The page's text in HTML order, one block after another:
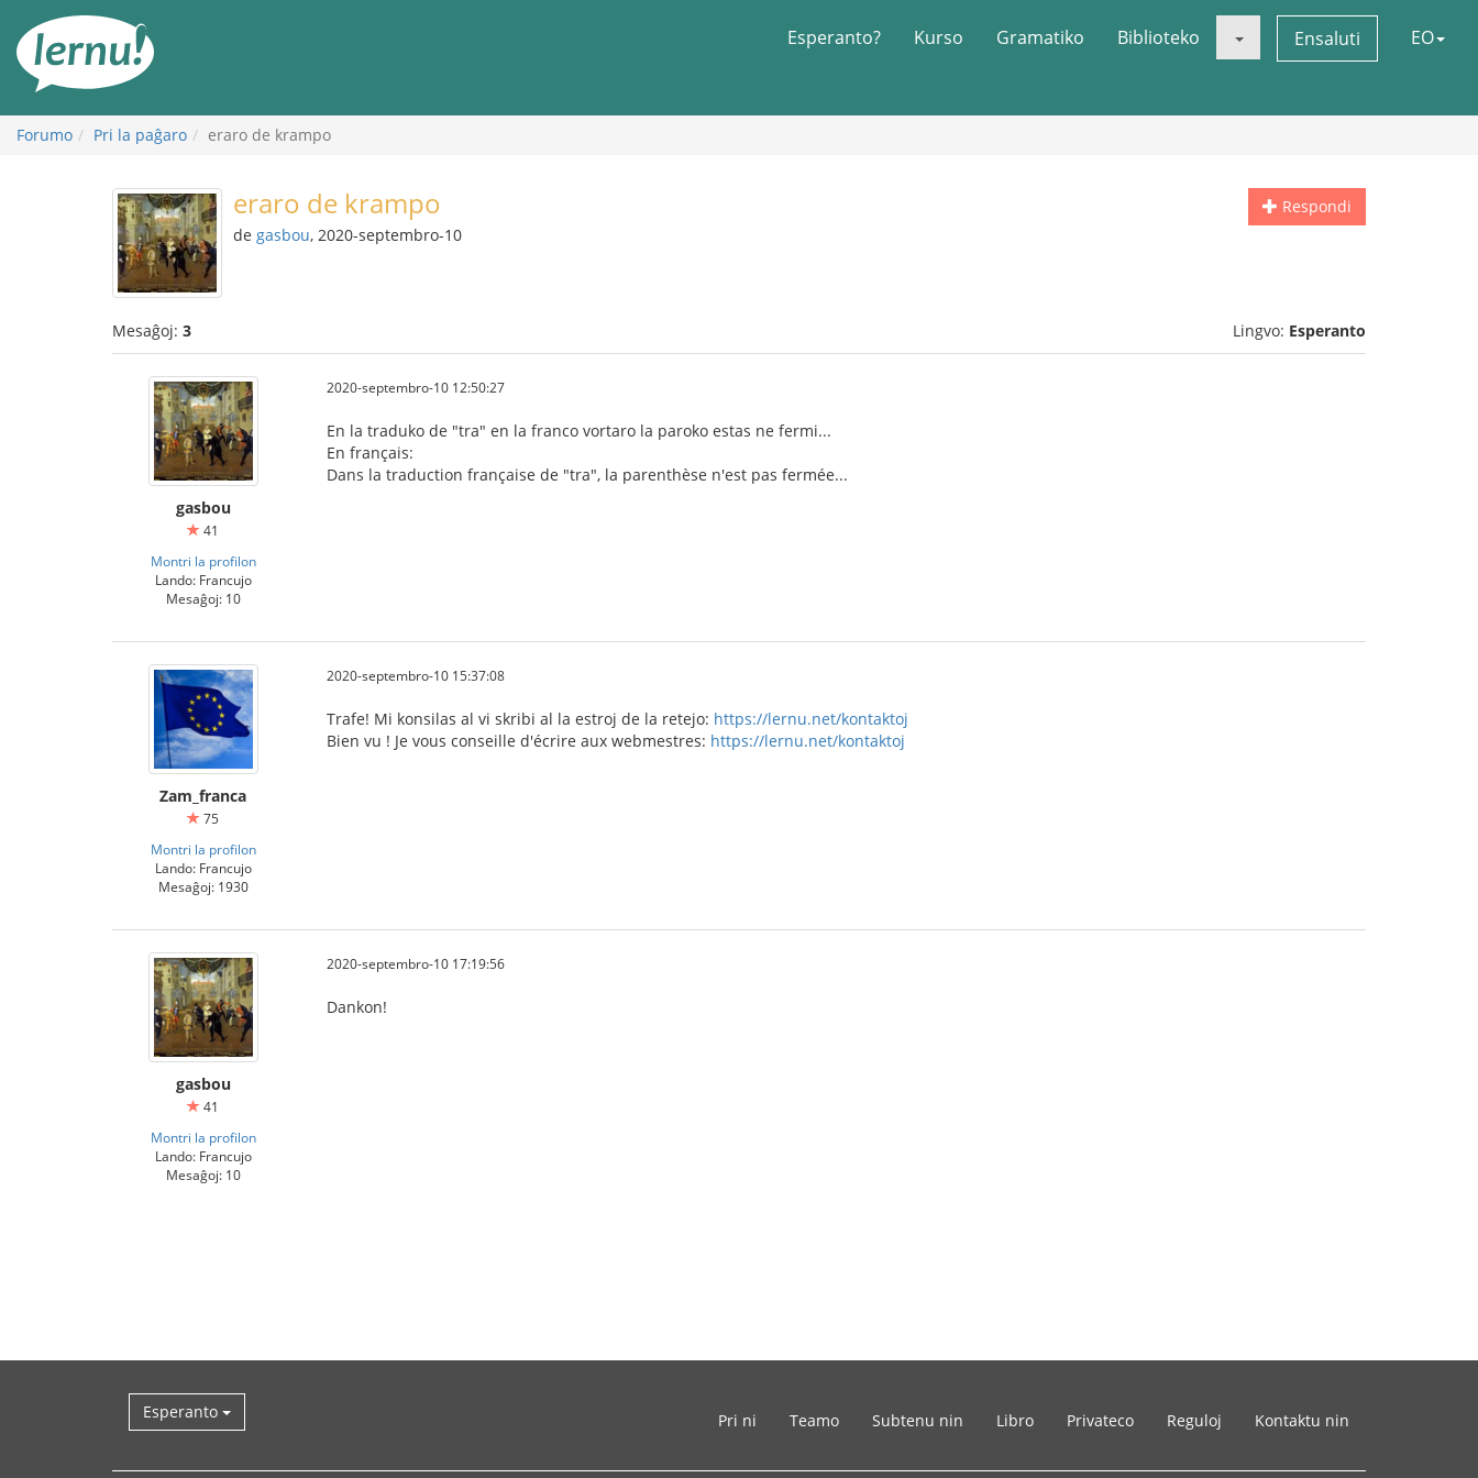
enhavo
Esperanto? Kurso Gramatiko Biblioteko Ensaluti EO
Forumo Pri la paĝaro eraro de krampo
Respondi
eraro de krampo
de gasbou, 2020-septembro-10
Mesaĝoj: 3 Lingvo: Esperanto
gasbou
41
Montri la profilon
Lando: Francujo
Mesaĝoj: 10
2020-septembro-10 12:50:27
En la traduko de "tra" en la franco vortaro la paroko estas ne fermi...
En français:
Dans la traduction française de "tra", la parenthèse n'est pas fermée...
Zam_franca
75
Montri la profilon
Lando: Francujo
Mesaĝoj: 1930
2020-septembro-10 15:37:08
Trafe! Mi konsilas al vi skribi al la estroj de la retejo: https://lernu.net/kontaktoj
Bien vu ! Je vous conseille d'écrire aux webmestres: https://lernu.net/kontaktoj
gasbou
41
Montri la profilon
Lando: Francujo
Mesaĝoj: 10
2020-septembro-10 17:19:56
Dankon!
Esperanto Pri ni Teamo Subtenu nin Libro Privateco Reguloj Kontaktu nin